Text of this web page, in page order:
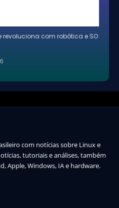
revoluciona com robótica e SO
com notícias sobre Linux e
tutoriais e análises, também
Apple, Windows, IA e hardware.